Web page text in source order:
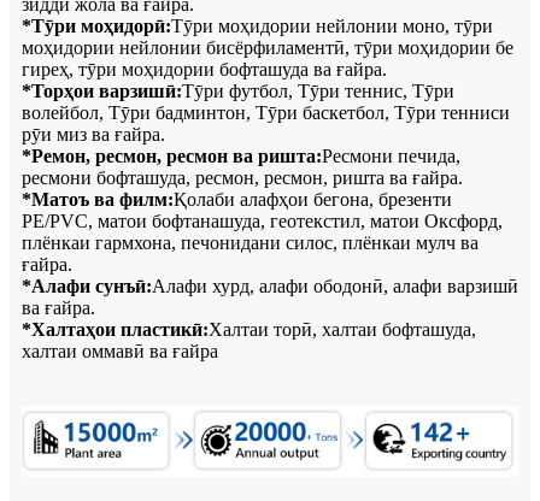
зидди жола ва ғайра.
*Тӯри моҳидорӣ:Тӯри моҳидории нейлонии моно, тӯри
моҳидории нейлонии бисёрфиламентӣ, тӯри моҳидории бе
гиреҳ, тӯри моҳидории бофташуда ва ғайра.
*Торҳои варзишӣ:Тӯри футбол, Тӯри теннис, Тӯри
волейбол, Тӯри бадминтон, Тӯри баскетбол, Тӯри тенниси
рӯи миз ва ғайра.
*Ремон, ресмон, ресмон ва ришта:Ресмони печида,
ресмони бофташуда, ресмон, ресмон, ришта ва ғайра.
*Матоъ ва филм:Қолаби алафҳои бегона, брезенти
PE/PVC, матои бофтанашуда, геотекстил, матои Оксфорд,
плёнкаи гармхона, печонидани силос, плёнкаи мулч ва
ғайра.
*Алафи сунъӣ:Алафи хурд, алафи ободонӣ, алафи варзишӣ
ва ғайра.
*Халтаҳои пластикӣ:Халтаи торӣ, халтаи бофташуда,
халтаи оммавӣ ва ғайра